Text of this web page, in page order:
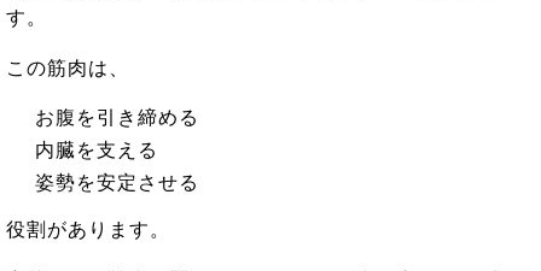
す。
この筋肉は、
お腹を引き締める
内臓を支える
姿勢を安定させる
役割があります。